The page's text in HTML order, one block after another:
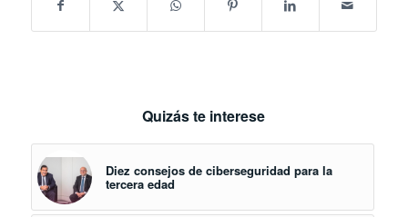
Quizás te interese
Diez consejos de ciberseguridad para la
tercera edad